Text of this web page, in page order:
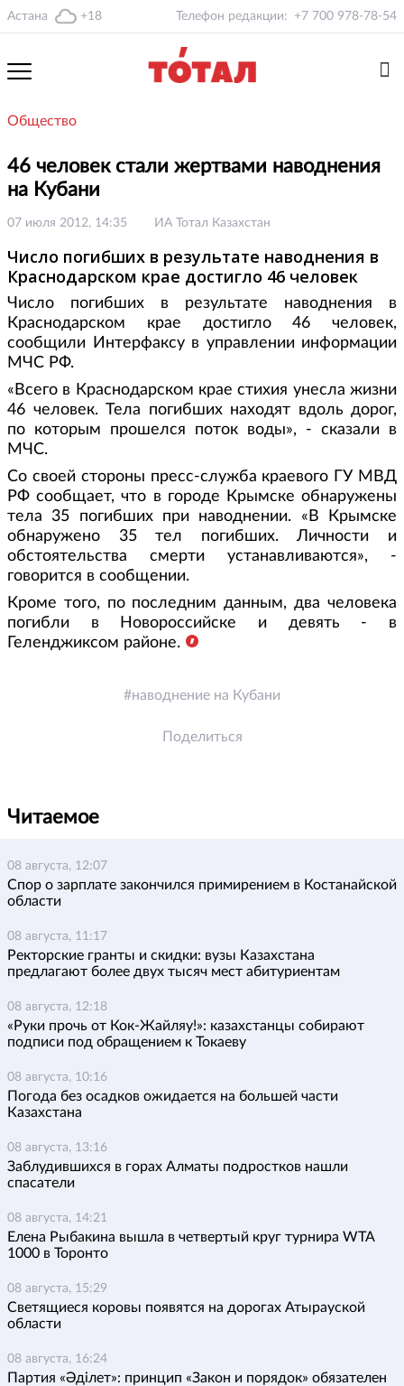
Астана +18 Телефон редакции: +7 700 978-78-54
Общество
46 человек стали жертвами наводнения
на Кубани
07 июля 2012, 14:35 ИА Тотал Казахстан
Число погибших в результате наводнения в
Краснодарском крае достигло 46 человек
Число погибших в результате наводнения в
Краснодарском крае достигло 46 человек,
сообщили Интерфаксу в управлении информации
МЧС РФ.
«Всего в Краснодарском крае стихия унесла жизни
46 человек. Тела погибших находят вдоль дорог,
по которым прошелся поток воды», - сказали в
МЧС.
Со своей стороны пресс-служба краевого ГУ МВД
РФ сообщает, что в городе Крымске обнаружены
тела 35 погибших при наводнении. «В Крымске
обнаружено 35 тел погибших. Личности и
обстоятельства смерти устанавливаются», -
говорится в сообщении.
Кроме того, по последним данным, два человека
погибли в Новороссийске и девять - в
Геленджиксом районе.
наводнение на Кубани
Поделиться
Читаемое
08 августа, 12:07
Спор о зарплате закончился примирением в Костанайской
области
08 августа, 11:17
Ректорские гранты и скидки: вузы Казахстана
предлагают более двух тысяч мест абитуриентам
08 августа, 12:18
«Руки прочь от Кок-Жайляу!»: казахстанцы собирают
подписи под обращением к Токаеву
08 августа, 10:16
Погода без осадков ожидается на большей части
Казахстана
08 августа, 13:16
Заблудившихся в горах Алматы подростков нашли
спасатели
08 августа, 14:21
Елена Рыбакина вышла в четвертый круг турнира WTA
1000 в Торонто
08 августа, 15:29
Светящиеся коровы появятся на дорогах Атырауской
области
08 августа, 16:24
Партия «Әділет»: принцип «Закон и порядок» обязателен